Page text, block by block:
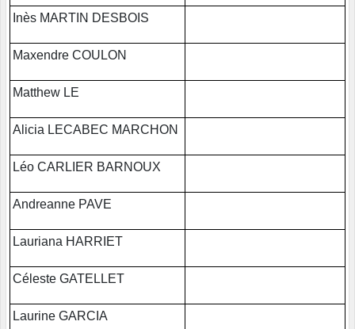
Inès MARTIN DESBOIS
Maxendre COULON
Matthew LE
Alicia LECABEC MARCHON
Léo CARLIER BARNOUX
Andreanne PAVE
Lauriana HARRIET
Céleste GATELLET
Laurine GARCIA